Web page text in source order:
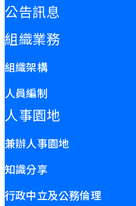
公告訊息
組織業務
組織架構
人員編制
人事園地
兼辦人事園地
知識分享
行政中立及公務倫理